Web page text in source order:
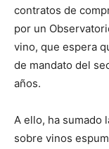
contratos de
por un
vino, que espera
de mandato del
años.
A ello, ha sumado
sobre vinos